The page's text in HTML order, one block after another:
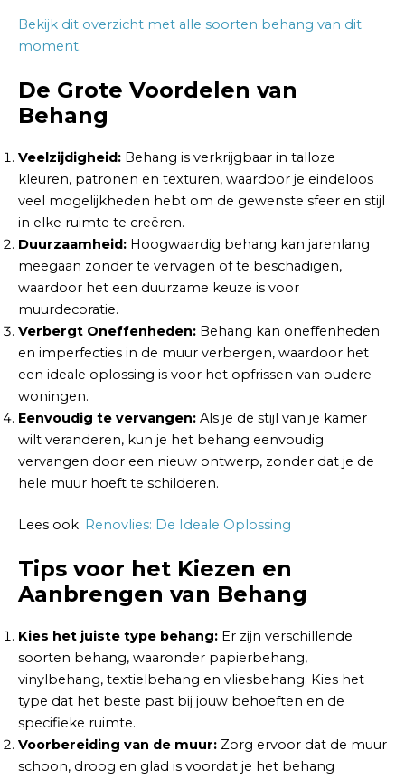
Bekijk dit overzicht met alle soorten behang van dit
moment.
De Grote Voordelen van
Behang
Veelzijdigheid: Behang is verkrijgbaar in talloze
kleuren, patronen en texturen, waardoor je eindeloos
veel mogelijkheden hebt om de gewenste sfeer en stijl
in elke ruimte te creëren.
Duurzaamheid: Hoogwaardig behang kan jarenlang
meegaan zonder te vervagen of te beschadigen,
waardoor het een duurzame keuze is voor
muurdecoratie.
Verbergt Oneffenheden: Behang kan oneffenheden
en imperfecties in de muur verbergen, waardoor het
een ideale oplossing is voor het opfrissen van oudere
woningen.
Eenvoudig te vervangen: Als je de stijl van je kamer
wilt veranderen, kun je het behang eenvoudig
vervangen door een nieuw ontwerp, zonder dat je de
hele muur hoeft te schilderen.
Lees ook: Renovlies: De Ideale Oplossing
Tips voor het Kiezen en
Aanbrengen van Behang
Kies het juiste type behang: Er zijn verschillende
soorten behang, waaronder papierbehang,
vinylbehang, textielbehang en vliesbehang. Kies het
type dat het beste past bij jouw behoeften en de
specifieke ruimte.
Voorbereiding van de muur: Zorg ervoor dat de muur
schoon, droog en glad is voordat je het behang